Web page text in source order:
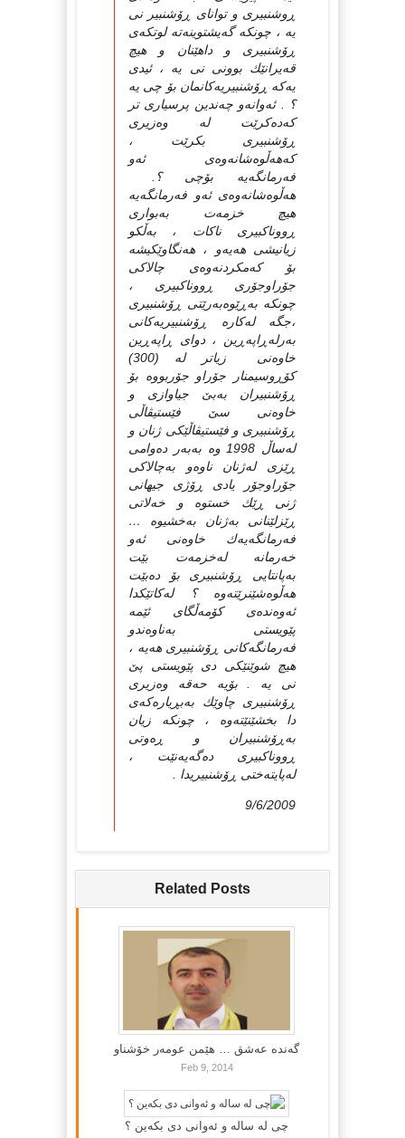
ڕوشنبیری و توانای ڕۆشنبیر نی
یه‌ ، چونكه‌ گه‌یشتوینه‌ته‌ لوتكه‌ی
ڕۆشنبیری و داهێنان و هیچ
قه‌یرانێك بوونی نی یه‌ ، ئیدی
یه‌كه‌ ڕۆشنبیریه‌كانمان بۆ چی یه‌
؟ . ئه‌وانه‌و چه‌ندین پرسیاری تر
كه‌ده‌كرێت له‌ وه‌زیری
ڕۆشنبیری بكرێت ،
كه‌هه‌ڵوه‌شانه‌وه‌ی ئه‌و
فه‌رمانگه‌یه‌ بۆچی ؟.
هه‌ڵوه‌شانه‌وه‌ی ئه‌و فه‌رمانگه‌یه‌
هیچ خزمه‌ت به‌بواری
ڕووناكبیری ناكات ، به‌ڵكو
زیانیشی هه‌یه‌و ، هه‌نگاوێكیشه‌
بۆ كه‌مكردنه‌وه‌ی چالاكی
جۆراوجۆری ڕووناكبیری ،
چونكه‌ به‌ڕێوه‌به‌رێتی ڕۆشنبیری
،جگه‌ له‌كاره‌ ڕۆشنبیریه‌كانی
به‌رله‌ڕاپه‌ڕین ، دوای ڕاپه‌ڕین
خاوه‌نی زیاتر له‌ (300)
كۆڕوسیمنار جۆراو جۆربووه‌ بۆ
ڕۆشنبیران به‌بێ‌ جیاوازی و
خاوه‌نی سێ‌ فێستیڤاڵی
ڕۆشنبیری و فێستیڤاڵێكی ژنان و
له‌ساڵ 1998 وه‌ به‌به‌ر ده‌وامی
ڕێزی له‌ژنان ناوه‌و به‌چالاكی
جۆراوجۆر یادی ڕۆژی جیهانی
ژنی ڕێك خستوه‌ و خه‌لاتی
ڕێزلێنانی به‌ژنان به‌خشیوه‌ …
فه‌رمانگه‌یه‌ك خاوه‌نی ئه‌و
خه‌رمانه‌ له‌خزمه‌ت بێت
به‌پانتایی ڕۆشنبیری بۆ ده‌بێت
هه‌ڵوه‌شێنرێته‌وه‌ ؟ له‌كاتێكدا
ئه‌وه‌نده‌ی كۆمه‌ڵگای ئێمه‌
پێویستی به‌ناوه‌ندو
فه‌رمانگه‌كانی ڕۆشنبیری هه‌یه‌ ،
هیچ شوێنێكی دی پێویستی پێ‌
نی یه‌ . بۆیه‌ حه‌قه‌ وه‌زیری
ڕۆشنبیری چاوێك به‌بڕیاره‌كه‌ی
دا بخشێنێته‌وه‌ ، چونكه‌ زیان
به‌ڕۆشنبیران و ڕه‌وتی
ڕووناكبیری ده‌گه‌یه‌نێت ،
له‌پایته‌ختی ڕۆشنبیریدا .
9/6/2009
Related Posts
گه‌نده‌ عه‌شق … هێمن عومه‌ر خۆشناو
Feb 9, 2014
چی لە سالە و ئەوانی دی بكەین ؟